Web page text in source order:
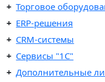
Торговое
ERP-решения
CRM-системы
Сервисы "1С"
Дополнительные